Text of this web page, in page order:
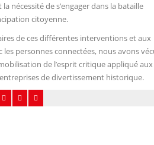
nécessité de s’engager dans la bataille
citoyenne.
de ces différentes interventions et aux
les personnes connectées, nous avons
de l’esprit critique appliqué aux
de divertissement historique.